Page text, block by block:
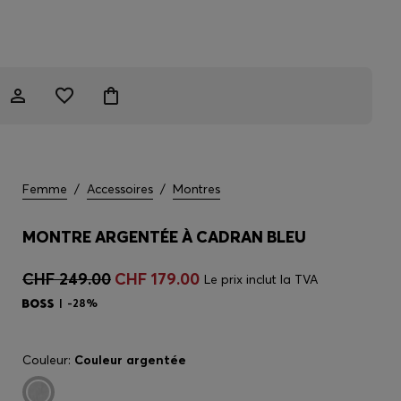
Femme / Accessoires / Montres
MONTRE ARGENTÉE À CADRAN BLEU
CHF 249.00 CHF 179.00 Le prix inclut la TVA
-28%
Couleur: Couleur argentée